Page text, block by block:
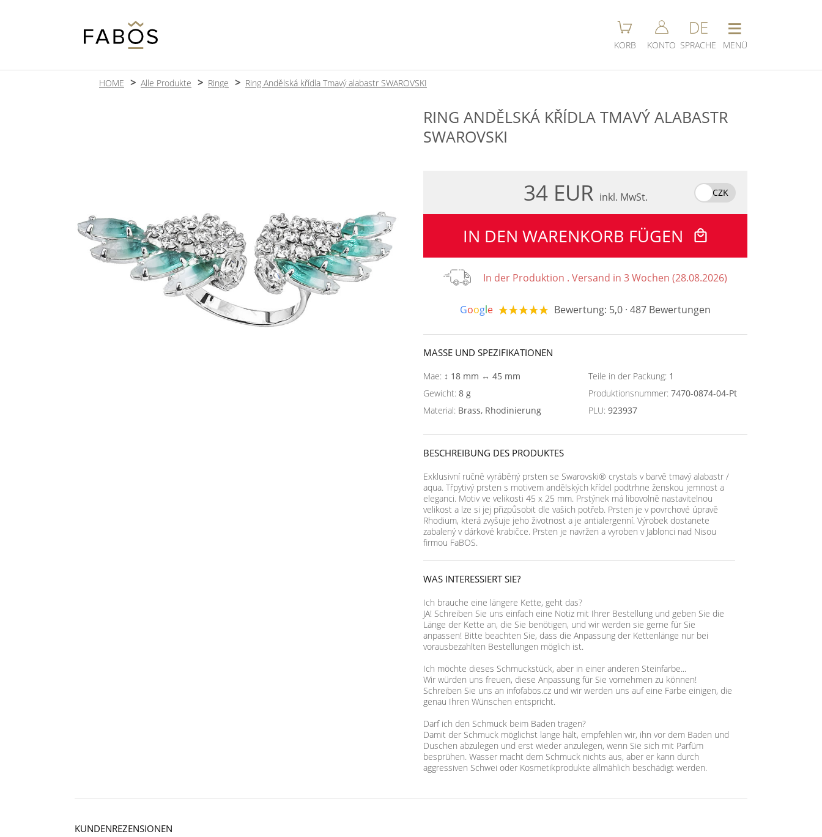
KORB KONTO
DE
SPRACHE
≡
MENÜ
HOME Alle Produkte Ringe Ring Andělská křídla Tmavý alabastr SWAROVSKI
RING ANDĚLSKÁ KŘÍDLA TMAVÝ ALABASTR
SWAROVSKI
34 EUR inkl. MwSt. CZK
IN DEN WARENKORB FÜGEN
In der Produktion . Versand in 3 Wochen (28.08.2026)
Google Bewertung: 5,0 · 487 Bewertungen
MASSE UND SPEZIFIKATIONEN
Mae: ↕ 18 mm ↔ 45 mm
Gewicht: 8 g
Material: Brass, Rhodinierung
Teile in der Packung: 1
Produktionsnummer: 7470-0874-04-Pt
PLU: 923937
BESCHREIBUNG DES PRODUKTES
Exklusivní ručně vyráběný prsten se Swarovski® crystals v barvě tmavý alabastr /
aqua. Třpytivý prsten s motivem andělských křídel podtrhne ženskou jemnost a
eleganci. Motiv ve velikosti 45 x 25 mm. Prstýnek má libovolně nastavitelnou
velikost a lze si jej přizpůsobit dle vašich potřeb. Prsten je v povrchové úpravě
Rhodium, která zvyšuje jeho životnost a je antialergenní. Výrobek dostanete
zabalený v dárkové krabičce. Prsten je navržen a vyroben v Jablonci nad Nisou
firmou FaBOS.
WAS INTERESSIERT SIE?
Ich brauche eine längere Kette, geht das?
JA! Schreiben Sie uns einfach eine Notiz mit Ihrer Bestellung und geben Sie die
Länge der Kette an, die Sie benötigen, und wir werden sie gerne für Sie
anpassen! Bitte beachten Sie, dass die Anpassung der Kettenlänge nur bei
vorausbezahlten Bestellungen möglich ist.
Ich möchte dieses Schmuckstück, aber in einer anderen Steinfarbe...
Wir würden uns freuen, diese Anpassung für Sie vornehmen zu können!
Schreiben Sie uns an infofabos.cz und wir werden uns auf eine Farbe einigen, die
genau Ihren Wünschen entspricht.
Darf ich den Schmuck beim Baden tragen?
Damit der Schmuck möglichst lange hält, empfehlen wir, ihn vor dem Baden und
Duschen abzulegen und erst wieder anzulegen, wenn Sie sich mit Parfüm
besprühen. Wasser macht dem Schmuck nichts aus, aber er kann durch
aggressiven Schwei oder Kosmetikprodukte allmählich beschädigt werden.
KUNDENREZENSIONEN